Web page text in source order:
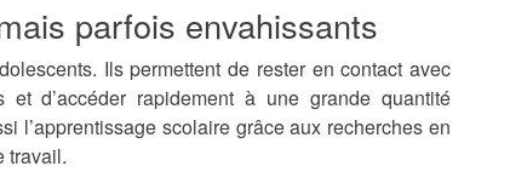
parfois envahissants
Ils permettent de rester en contact avec
d’accéder rapidement à une grande quantité
l’apprentissage scolaire grâce aux recherches en
travail.